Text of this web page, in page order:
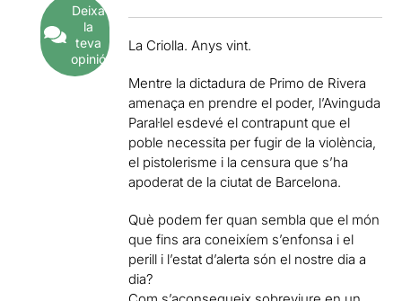
Deixa
la
teva
opinió
La Criolla. Anys vint.
Mentre la dictadura de Primo de Rivera
amenaça en prendre el poder, l’Avinguda
Paral·lel esdevé el contrapunt que el
poble necessita per fugir de la violència,
el pistolerisme i la censura que s’ha
apoderat de la ciutat de Barcelona.
Què podem fer quan sembla que el món
que fins ara coneixíem s’enfonsa i el
perill i l’estat d’alerta són el nostre dia a
dia?